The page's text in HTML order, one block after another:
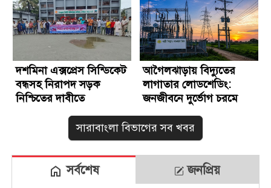
দশমিনা এক্সপ্রেস সিন্ডিকেট
বন্ধসহ নিরাপদ সড়ক
নিশ্চিতের দাবীতে
আগৈলঝাড়ায় বিদ্যুতের
লাগাতার লোডশেডিং:
জনজীবনে দুর্ভোগ চরমে
সারাবাংলা বিভাগের সব খবর
সর্বশেষ জনপ্রিয়